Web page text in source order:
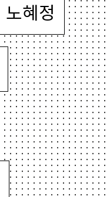
노혜정